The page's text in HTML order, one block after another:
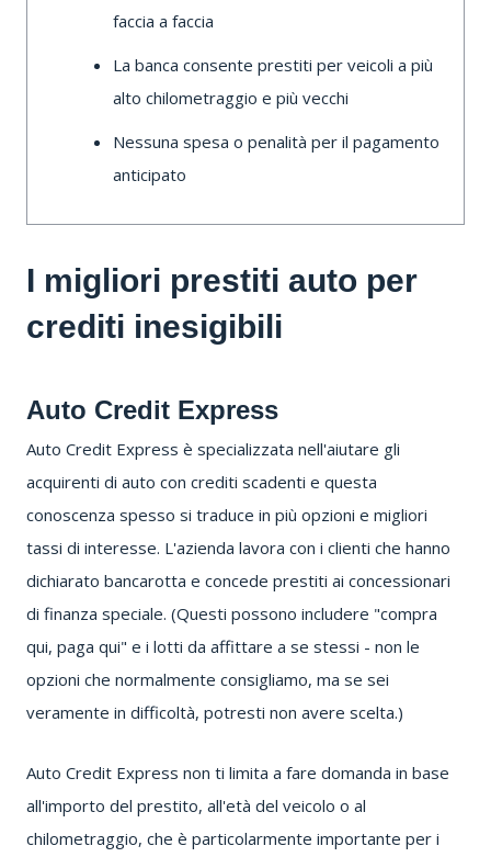
faccia a faccia
La banca consente prestiti per veicoli a più
alto chilometraggio e più vecchi
Nessuna spesa o penalità per il pagamento
anticipato
I migliori prestiti auto per
crediti inesigibili
Auto Credit Express
Auto Credit Express è specializzata nell'aiutare gli
acquirenti di auto con crediti scadenti e questa
conoscenza spesso si traduce in più opzioni e migliori
tassi di interesse. L'azienda lavora con i clienti che hanno
dichiarato bancarotta e concede prestiti ai concessionari
di finanza speciale. (Questi possono includere "compra
qui, paga qui" e i lotti da affittare a se stessi - non le
opzioni che normalmente consigliamo, ma se sei
veramente in difficoltà, potresti non avere scelta.)
Auto Credit Express non ti limita a fare domanda in base
all'importo del prestito, all'età del veicolo o al
chilometraggio, che è particolarmente importante per i